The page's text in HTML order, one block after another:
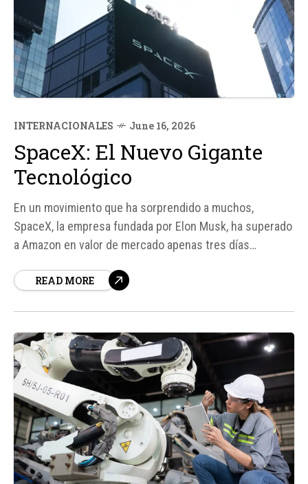
INTERNACIONALES June 16, 2026
SpaceX: El Nuevo Gigante
Tecnológico
En un movimiento que ha sorprendido a muchos,
SpaceX, la empresa fundada por Elon Musk, ha superado
a Amazon en valor de mercado apenas tres días
las empresas estadounidenses de mayor valor, justo
READ MORE